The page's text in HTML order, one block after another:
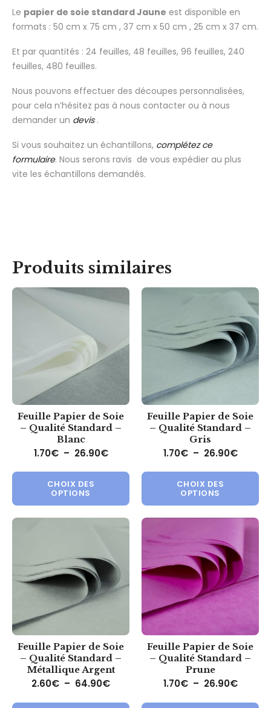
Le papier de soie standard Jaune est disponible en
formats : 50 cm x 75 cm , 37 cm x 50 cm , 25 cm x 37 cm.
Et par quantités : 24 feuilles, 48 feuilles, 96 feuilles, 240
feuilles, 480 feuilles.
Nous pouvons effectuer des découpes personnalisées,
pour cela n’hésitez pas à nous contacter ou à nous
demander un devis.
Si vous souhaitez un échantillons, complétez ce
formulaire. Nous serons ravis de vous expédier au plus
vite les échantillons demandés.
Produits similaires
Feuille Papier de Soie
– Qualité Standard –
Blanc
1.70€ – 26.90€Plage de prix : 1.70€ à 26.90€
CHOIX DES
OPTIONS
Ce produit a plusieurs
Feuille Papier de Soie
– Qualité Standard –
Gris
1.70€ – 26.90€Plage
CHOIX DES
OPTIONS
Feuille Papier de Soie
– Qualité Standard –
Métallique Argent
2.60€ – 64.90€Plage de prix : 2.60€ à 64.90€
Ce produit a plusieurs
Feuille Papier de Soie
– Qualité Standard –
Prune
1.70€ – 26.90€Plage